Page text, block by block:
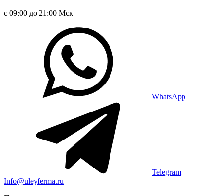
с 09:00 до 21:00 Мск
WhatsApp
Telegram
Info@uleyferma.ru